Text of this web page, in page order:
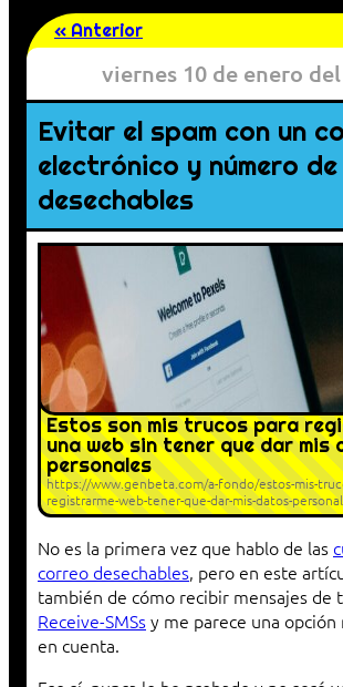
« Anterior
viernes 10 de enero
Evitar el spam con un
electrónico y número
desechables
Estos son mis trucos para
una web sin tener que dar mis
personales
https://www.genbeta.com/a-fondo/estos-mis-
registrarme-web-tener-que-dar-mis-datos-
No es la primera vez que hablo de las
correo desechables, pero en este
también de cómo recibir mensajes de
Receive-SMSsy me parece una
en cuenta.